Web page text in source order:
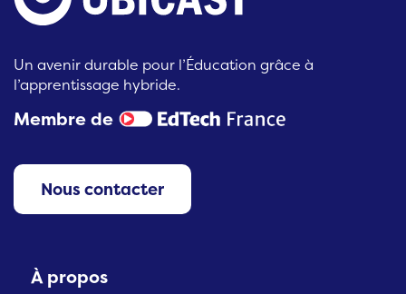
Un avenir durable pour l’Éducation grâce à
l’apprentissage hybride.
Membre de
Nous contacter
À propos